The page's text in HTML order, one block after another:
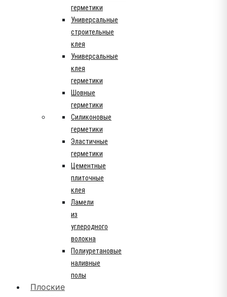
герметики
Универсальные
строительные
клея
Универсальные
клея
герметики
Шовные
герметики
Силиконовые
герметики
Эластичные
герметики
Цементные
плиточные
клея
Ламели
из
углеродного
волокна
Полиуретановые
наливные
полы
Плоские